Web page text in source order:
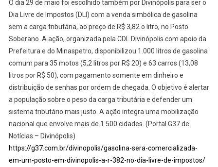
O dia 29 de maio foi escolhido também por Divinópolis para ser o
Dia Livre de Impostos (DLI) com a venda simbólica de gasolina
sem a carga tributária, ao preço de R$ 3,82 o litro, no Posto
Soberano. A ação, organizada pela CDL Divinópolis com apoio da
Prefeitura e do Minaspetro, disponibilizou 1.000 litros de gasolina
comum para 35 motos (5,2 litros por R$ 20) e 63 carros (13,08
litros por R$ 50), com pagamento somente em dinheiro e
distribuição de senhas por ordem de chegada. O objetivo é alertar
a população sobre o peso da carga tributária e defender um
sistema tributário mais justo. A ação integra uma mobilização
nacional que envolve mais de 1.500 cidades. (Portal G37 de
Notícias – Divinópolis)
https://g37.com.br/divinopolis/gasolina-sera-comercializada-
em-um-posto-em-divinopolis-a-r-382-no-dia-livre-de-impostos/